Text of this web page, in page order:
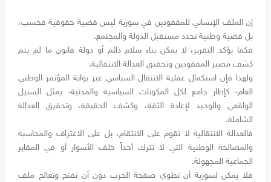
إن الملف الإنساني للمفقودين في سورية ليس قضية حقوقية فحسب،
بل قضية وطنية تحدد مستقبل الدولة والمجتمع.
فكما يؤكد التقرير، لا يمكن بناء سلام دائم أو دولة قانون ما لم يتم
كشف مصير المفقودين وتحقيق العدالة الانتقالية.
ولهذا فإن استكمال عملية الانتقال السياسي عبر بوابة المؤتمر الوطني
العام- كإطار جامع لكل المكونات السياسية والمدنية- يمثل السبيل
الواقعي والوحيد لإعادة الثقة، وكشف الحقيقة، وتحقيق العدالة
الشاملة.
فالعدالة الانتقالية لا تقوم على الانتقام، بل على الاعتراف والمحاسبة
والمصالحة الوطنية التي لا تترك أحداً خلف الأسوار أو في المقابر
الجماعية المجهولة.
فلا يمكن لسورية أن تطوي صفحة الحرب دون أن تفتح وتعالج ملف